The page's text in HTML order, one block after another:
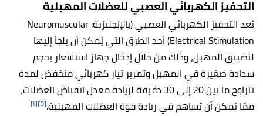
التحفيز الكهربائي العصبي للعضلات المهبلية
يُعد التحفيز الكهربائي العصبي (بالإنجليزية: Neuromuscular
Electrical Stimulation) أحد الطرق التي يُمكن أن يلجأ إليها
لتضييق المهبل، وذلك من خلال إدخال جهاز استشعار بحجم
سدادة صغيرة في المهبل وتمرير تيار كهربائي منخفض لمدة
تتراوح ما بين 20 إلى 30 دقيقة لزيادة معدل انقباض العضلات،
ممّا يُمكن أن يُساهم في زيادة قوة العضلات المهبلية.[٥] [١]